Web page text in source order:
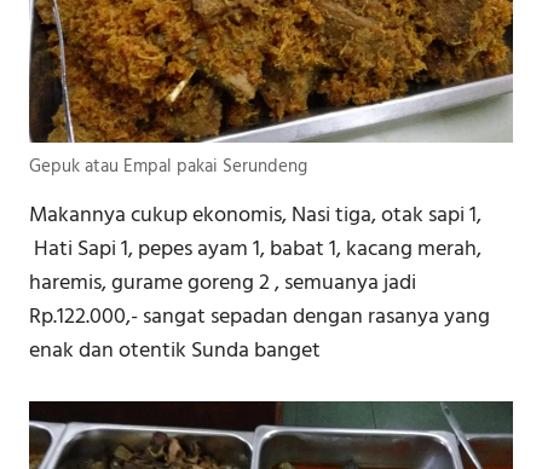
Gepuk atau Empal pakai Serundeng
Makannya cukup ekonomis, Nasi tiga, otak sapi 1,
Hati Sapi 1, pepes ayam 1, babat 1, kacang merah,
haremis, gurame goreng 2 , semuanya jadi
Rp.122.000,- sangat sepadan dengan rasanya yang
enak dan otentik Sunda banget